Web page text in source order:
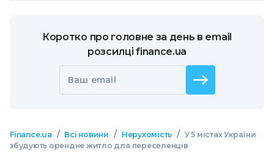
Коротко про головне за день в email
розсилці finance.ua
Ваш email
Finance.ua / Всі новини / Нерухомість / У 5 містах України
збудують орендне житло для переселенців